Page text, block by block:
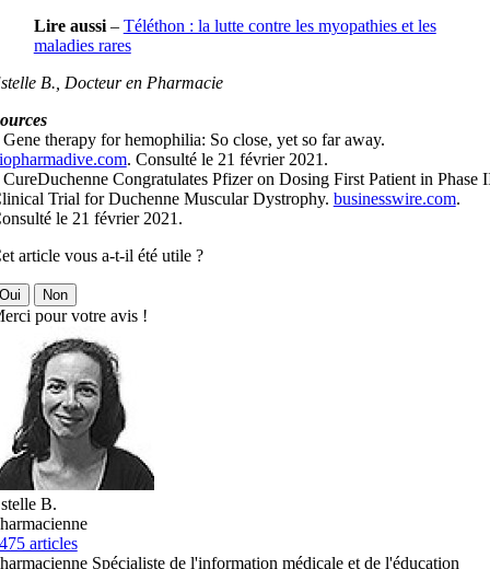
Lire aussi– Téléthon : la lutte contre les myopathies et les
maladies rares
B., Docteur en Pharmacie
therapy for hemophilia: So close, yet so far away.
. Consulté le 21 février 2021.
Congratulates Pfizer on Dosing First Patient in Phase
Trial for Duchenne Muscular Dystrophy. businesswire.com.
le 21 février 2021.
article vous a-t-il été utile ?
Non
pour votre avis !
B.
articles
Spécialiste de l'information médicale et de l'éducation